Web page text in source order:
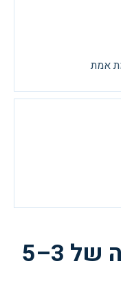
אמת
הרצאת AI או סדרה של 3–5